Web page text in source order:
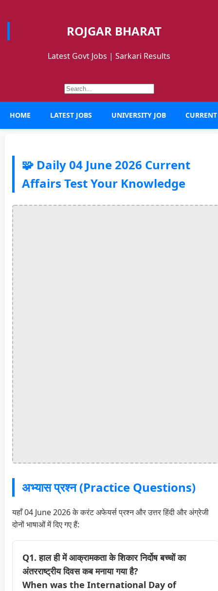
ROJGAR BHARAT
Latest Govt Jobs | Sarkari Results
HOME LATEST JOBS UNIVERSITY JOB
🧩 Daily 04 June 2026 Current
Affairs Test Your Knowledge
अभ्यास प्रश्न (Practice Questions)
यहाँ 04 June 2026 के करंट अफेयर्स प्रश्न और उत्तर हिंदी और अंग्रेजी
दोनों भाषाओं में दिए गए हैं:
Q1. हाल ही में आक्रामकता के शिकार निर्दोष बच्चों का
अंतरराष्ट्रीय दिवस कब मनाया गया है?
When was the International Day of